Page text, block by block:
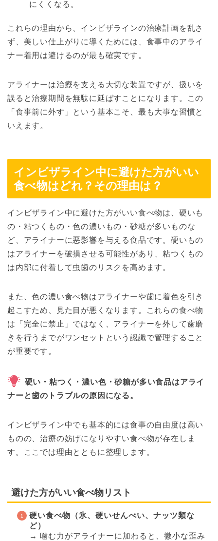
にくくなる。
これらの理由から、インビザラインの治療計画を乱さ
ず、美しい仕上がりに導くためには、食事中のアライ
ナー着用は避けるのが最も確実です。
アライナーは治療を支える大切な装置ですが、扱いを
誤ると治療期間を無駄に延ばすことになります。この
「食事前に外す」という基本こそ、最も大事な習慣と
いえます。
インビザライン中に避けた方がいい
食べ物はどれ？その理由は？
インビザライン中に避けた方がいい食べ物は、硬いも
の・粘つくもの・色の濃いもの・砂糖が多いものな
ど、アライナーに悪影響を与える食品です。硬いもの
はアライナーを破損させる可能性があり、粘つくもの
は内部に付着して虫歯のリスクを高めます。
また、色の濃い食べ物はアライナーや歯に着色を引き
起こすため、見た目が悪くなります。これらの食べ物
は「完全に禁止」ではなく、アライナーを外して歯磨
きを行うまでがワンセットという認識で管理すること
が重要です。
硬い・粘つく・濃い色・砂糖が多い食品はアライ
ナーと歯のトラブルの原因になる。
インビザライン中でも基本的には食事の自由度は高い
ものの、治療の妨げになりやすい食べ物が存在しま
す。ここでは理由とともに整理します。
避けた方がいい食べ物リスト
硬い食べ物（氷、硬いせんべい、ナッツ類な
ど）
→ 噛む力がアライナーに加わると、微小な歪み